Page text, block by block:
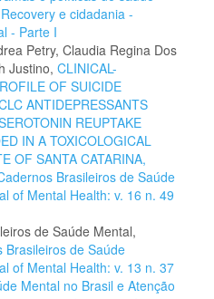
e cidadania -
- Parte I
Petry, Claudia Regina Dos
Justino, CLINICAL-
OF SUICIDE
ANTIDEPRESSANTS
REUPTAKE
IN A TOXICOLOGICAL
OF SANTA CATARINA,
Brasileiros de Saúde
of Mental Health: v. 16 n. 49
de Saúde Mental,
Brasileiros de Saúde
of Mental Health: v. 13 n. 37
Mental no Brasil e Atenção